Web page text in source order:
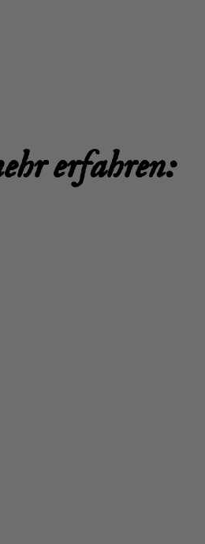
erfahren: